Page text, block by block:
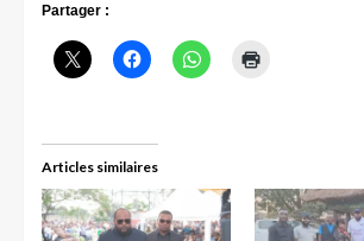
Partager :
Articles similaires